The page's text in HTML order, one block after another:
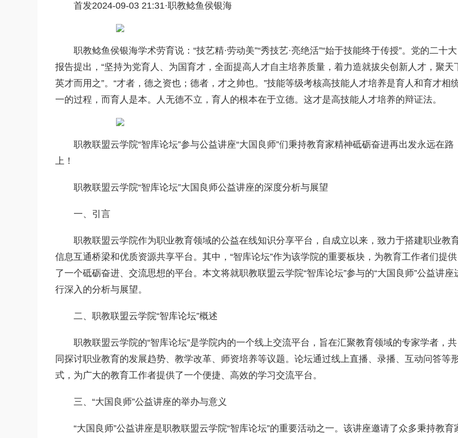
首发2024-09-03 21:31·职教鲶鱼侯银海
职教鲶鱼侯银海学术劳育说：“技艺精·劳动美”“秀技艺·亮绝活”“始于技能终于传授”。党的二十大
报告提出，“坚持为党育人、为国育才，全面提高人才自主培养质量，着力造就拔尖创新人才，聚天
英才而用之”。“才者，德之资也；德者，才之帅也。”技能等级考核高技能人才培养是育人和育才相
一的过程，而育人是本。人无德不立，育人的根本在于立德。这才是高技能人才培养的辩证法。
职教联盟云学院“智库论坛”参与公益讲座“大国良师”们秉持教育家精神砥砺奋进再出发永远在路
上！
职教联盟云学院“智库论坛”大国良师公益讲座的深度分析与展望
一、引言
职教联盟云学院作为职业教育领域的公益在线知识分享平台，自成立以来，致力于搭建职业教
信息互通桥梁和优质资源共享平台。其中，“智库论坛”作为该学院的重要板块，为教育工作者们提供
了一个砥砺奋进、交流思想的平台。本文将就职教联盟云学院“智库论坛”参与的“大国良师”公益讲座
行深入的分析与展望。
二、职教联盟云学院“智库论坛”概述
职教联盟云学院的“智库论坛”是学院内的一个线上交流平台，旨在汇聚教育领域的专家学者，共
同探讨职业教育的发展趋势、教学改革、师资培养等议题。论坛通过线上直播、录播、互动问答等
式，为广大的教育工作者提供了一个便捷、高效的学习交流平台。
三、“大国良师”公益讲座的举办与意义
“大国良师”公益讲座是职教联盟云学院“智库论坛”的重要活动之一。该讲座邀请了众多秉持教育